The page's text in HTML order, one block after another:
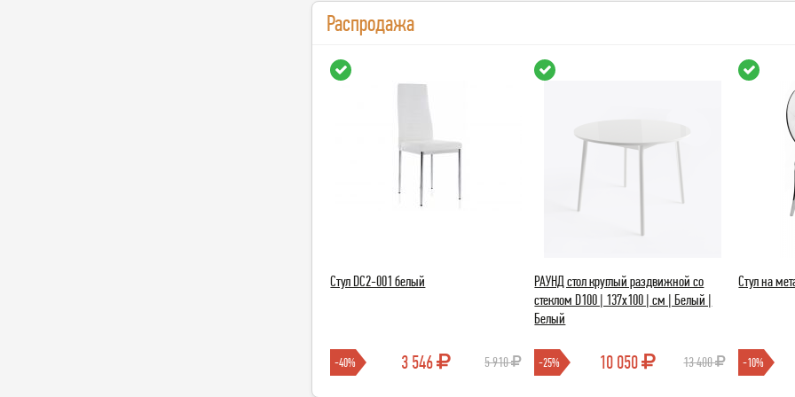
Распродажа
Стул DC2-001 белый
-40% 3 546 5 910
РАУНД стол круглый раздвижной со
стеклом D100 | 137х100 | см | Белый |
Белый
-25% 10 050 13 400
Стул на
-10%